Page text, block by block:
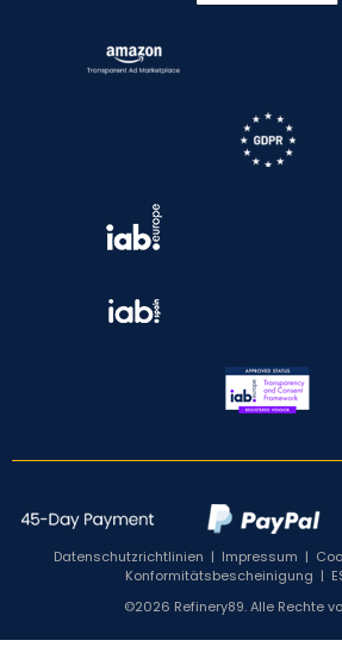
Datenschutzrichtlinien | Impressum |
Konformitätsbescheinigung |
©2026 Refinery89. Alle Rechte